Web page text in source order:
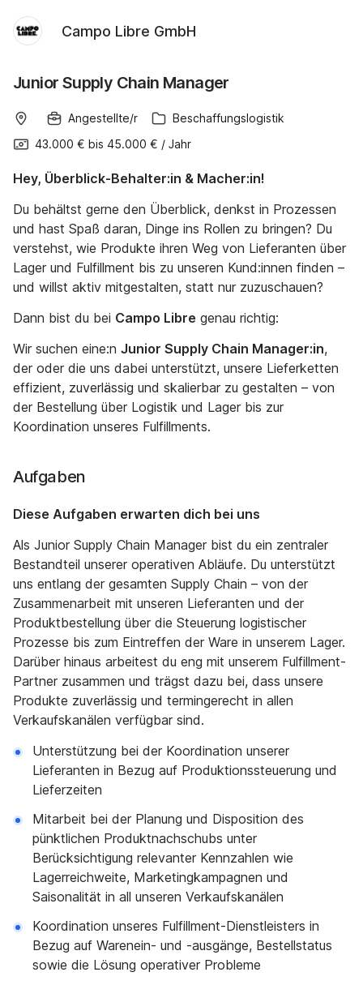
Campo Libre GmbH
Junior Supply Chain Manager
Angestellte/r
Beschaffungslogistik
43.000 € bis 45.000 € / Jahr
Hey, Überblick-Behalter:in & Macher:in!
Du behältst gerne den Überblick, denkst in Prozessen
und hast Spaß daran, Dinge ins Rollen zu bringen? Du
verstehst, wie Produkte ihren Weg von Lieferanten über
Lager und Fulfillment bis zu unseren Kund:innen finden –
und willst aktiv mitgestalten, statt nur zuzuschauen?
Dann bist du bei Campo Libre genau richtig:
Wir suchen eine:n Junior Supply Chain Manager:in,
der oder die uns dabei unterstützt, unsere Lieferketten
effizient, zuverlässig und skalierbar zu gestalten – von
der Bestellung über Logistik und Lager bis zur
Koordination unseres Fulfillments.
Aufgaben
Diese Aufgaben erwarten dich bei uns
Als Junior Supply Chain Manager bist du ein zentraler
Bestandteil unserer operativen Abläufe. Du unterstützt
uns entlang der gesamten Supply Chain – von der
Zusammenarbeit mit unseren Lieferanten und der
Produktbestellung über die Steuerung logistischer
Prozesse bis zum Eintreffen der Ware in unserem Lager.
Darüber hinaus arbeitest du eng mit unserem Fulfillment-
Partner zusammen und trägst dazu bei, dass unsere
Produkte zuverlässig und termingerecht in allen
Verkaufskanälen verfügbar sind.
Unterstützung bei der Koordination unserer
Lieferanten in Bezug auf Produktionssteuerung und
Lieferzeiten
Mitarbeit bei der Planung und Disposition des
pünktlichen Produktnachschubs unter
Berücksichtigung relevanter Kennzahlen wie
Lagerreichweite, Marketingkampagnen und
Saisonalität in all unseren Verkaufskanälen
Koordination unseres Fulfillment-Dienstleisters in
Bezug auf Warenein- und -ausgänge, Bestellstatus
sowie die Lösung operativer Probleme